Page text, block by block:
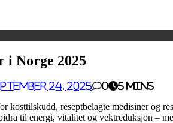
i Norge 2025
24, 2025 0 5 mins
reseptbelagte medisiner og
til energi, vitalitet og vektreduksjon –